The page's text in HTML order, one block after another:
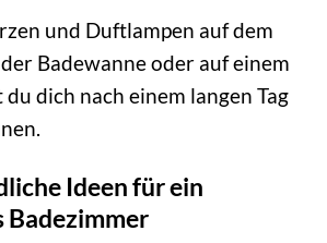
und Duftlampen auf dem
Badewanne oder auf einem
du dich nach einem langen Tag
Ideen für ein
Badezimmer